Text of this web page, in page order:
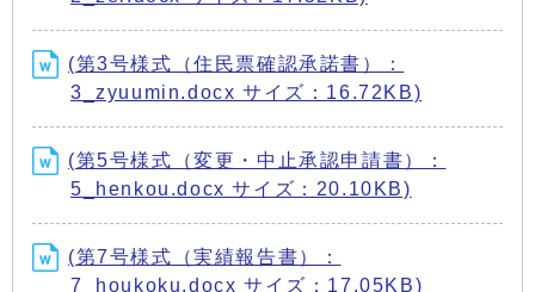
(第3号様式（住民票確認承諾書）：
3_zyuumin.docx サイズ：16.72KB)
(第5号様式（変更・中止承認申請書）：
5_henkou.docx サイズ：20.10KB)
(第7号様式（実績報告書）：
7_houkoku.docx サイズ：17.05KB)